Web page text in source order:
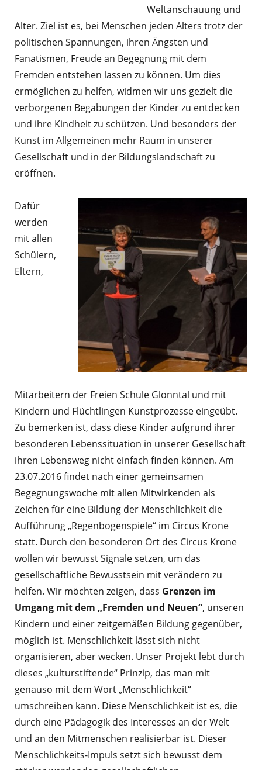
Weltanschauung und
Alter. Ziel ist es, bei Menschen jeden Alters trotz der
politischen Spannungen, ihren Ängsten und
Fanatismen, Freude an Begegnung mit dem
Fremden entstehen lassen zu können. Um dies
ermöglichen zu helfen, widmen wir uns gezielt die
verborgenen Begabungen der Kinder zu entdecken
und ihre Kindheit zu schützen. Und besonders der
Kunst im Allgemeinen mehr Raum in unserer
Gesellschaft und in der Bildungslandschaft zu
eröffnen.
Dafür
werden
mit allen
Schülern,
Eltern,
Mitarbeitern der Freien Schule Glonntal und mit
Kindern und Flüchtlingen Kunstprozesse eingeübt.
Zu bemerken ist, dass diese Kinder aufgrund ihrer
besonderen Lebenssituation in unserer Gesellschaft
ihren Lebensweg nicht einfach finden können. Am
23.07.2016 findet nach einer gemeinsamen
Begegnungswoche mit allen Mitwirkenden als
Zeichen für eine Bildung der Menschlichkeit die
Aufführung „Regenbogenspiele“ im Circus Krone
statt. Durch den besonderen Ort des Circus Krone
wollen wir bewusst Signale setzen, um das
gesellschaftliche Bewusstsein mit verändern zu
helfen. Wir möchten zeigen, dass Grenzen im
Umgang mit dem „Fremden und Neuen“, unseren
Kindern und einer zeitgemäßen Bildung gegenüber,
möglich ist. Menschlichkeit lässt sich nicht
organisieren, aber wecken. Unser Projekt lebt durch
dieses „kulturstiftende“ Prinzip, das man mit
genauso mit dem Wort „Menschlichkeit“
umschreiben kann. Diese Menschlichkeit ist es, die
durch eine Pädagogik des Interesses an der Welt
und an den Mitmenschen realisierbar ist. Dieser
Menschlichkeits-Impuls setzt sich bewusst dem